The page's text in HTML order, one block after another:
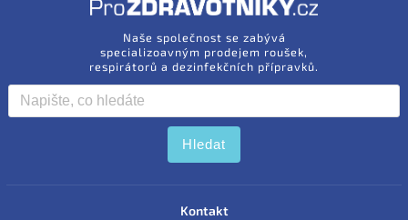
Naše společnost se zabývá
specializoavným prodejem roušek,
respirátorů a dezinfekčních přípravků.
Hledat
Kontakt